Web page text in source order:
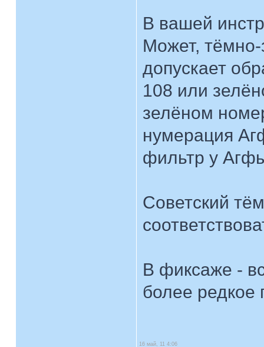
В вашей
Может,
допускает
108 или
зелёном
нумерация
фильтр у
Советский
В фиксаже -
более
16 май, 11 4:06